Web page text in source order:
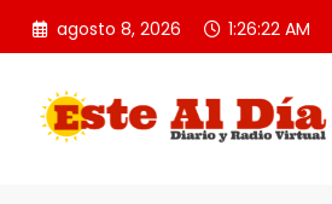
Saltar
agosto 8, 2026 1:26:23 AM